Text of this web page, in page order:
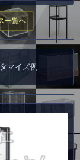
一覧へ
マイズ例